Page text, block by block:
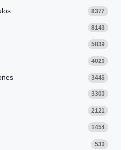
8377
8143
5839
4020
3446
3300
2121
1454
530